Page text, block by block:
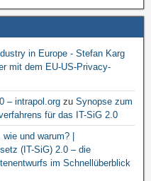
in Europe - Stefan Karg
mit dem EU-US-Privacy-
– intrapol.org zu Synopse zum
für das IT-SiG 2.0
und warum? |
(IT-SiG) 2.0 – die
im Schnellüberblick